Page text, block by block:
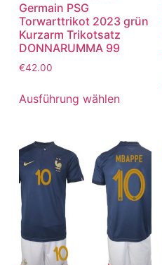
Germain PSG
Torwarttrikot 2023 grün
Kurzarm Trikotsatz
DONNARUMMA 99
€42.00
Ausführung wählen